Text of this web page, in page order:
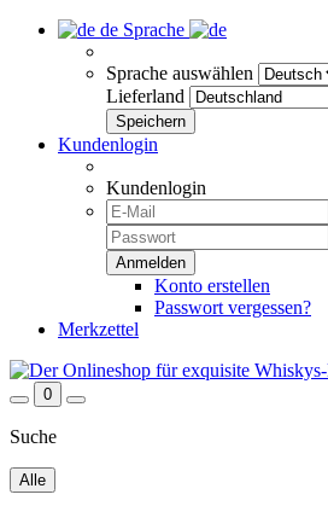
de Sprache
Sprache auswählen
Lieferland
Kundenlogin
Kundenlogin
Konto erstellen
Passwort vergessen?
Merkzettel
0
Suche
Alle